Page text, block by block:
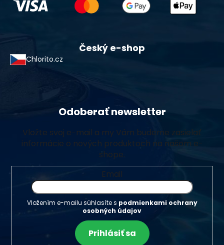
Český e-shop
Chlorito.cz
Odoberať newsletter
Vložte svoj e-mail a my Vám budeme zasielať
informácie o nových produktoch na našom e-
shope.
Email
Vložením e-mailu súhlasíte s podmienkami ochrany
osobných údajov
Prihlásiť sa